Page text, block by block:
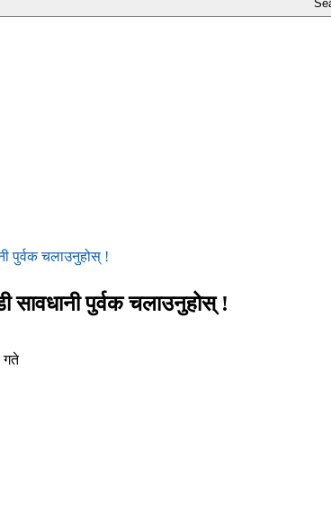
पुर्वक चलाउनुहोस् !
सावधानी पुर्वक चलाउनुहोस् !
गते